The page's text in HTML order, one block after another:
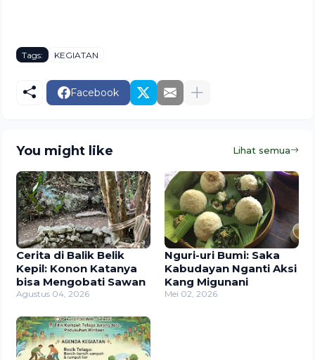
Tags: KEGIATAN
Facebook
You might like Lihat semua
Cerita di Balik Belik
Kepil: Konon Katanya
bisa Mengobati Sawan
Agustus 04, 2026
Nguri-uri Bumi: Saka
Kabudayan Nganti Aksi
Kang Migunani
Mei 02, 2026